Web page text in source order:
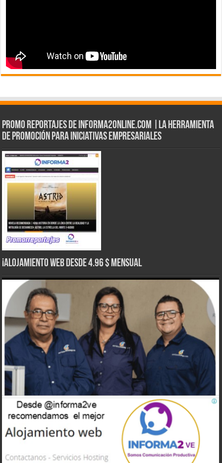
Promo Reportajes de informa2online.com |La herramienta
de Promoción para iniciativas empresariales
¡Alojamiento web Desde 4.96 $ Mensual